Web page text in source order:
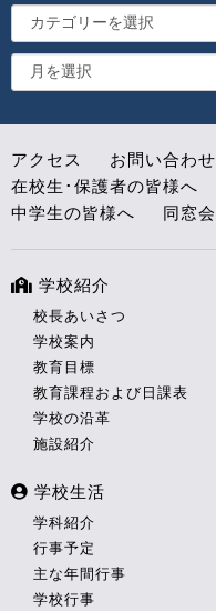
アクセス お問い合わせ
在校生･保護者の皆様へ
中学生の皆様へ
同窓会
学校紹介
校長あいさつ
学校案内
教育目標
教育課程および日課表
学校の沿革
施設紹介
学校生活
学科紹介
行事予定
主な年間行事
学校行事